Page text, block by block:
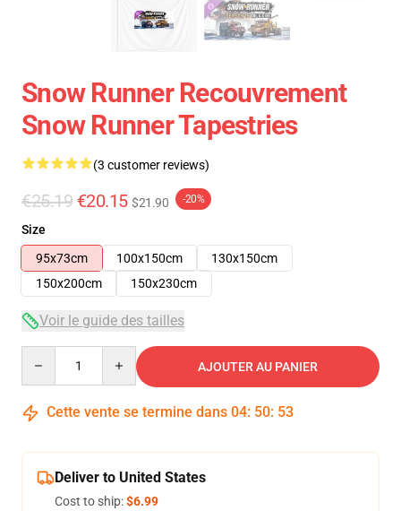
Snow Runner Recouvrement
Snow Runner Tapestries
(3 customer reviews)
€25.19 €20.15 $21.90 -20%
Size
95x73cm
100x150cm
130x150cm
150x200cm
150x230cm
Voir le guide des tailles
AJOUTER AU PANIER
Cette vente se termine dans 04: 50: 52
Deliver to United States
Cost to ship:$6.99